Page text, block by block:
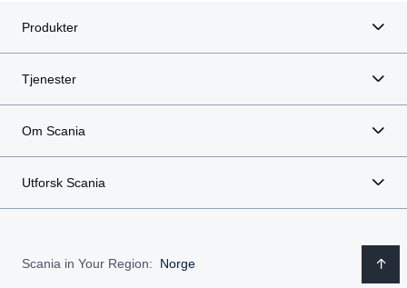
Produkter
Tjenester
Om Scania
Utforsk Scania
Scania in Your Region: Norge